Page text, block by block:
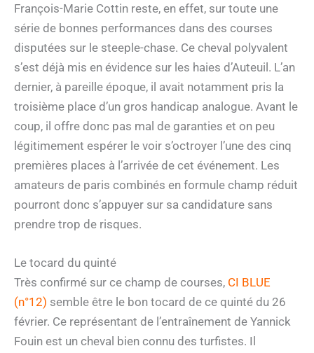
François-Marie Cottin reste, en effet, sur toute une
série de bonnes performances dans des courses
disputées sur le steeple-chase. Ce cheval polyvalent
s’est déjà mis en évidence sur les haies d’Auteuil. L’an
dernier, à pareille époque, il avait notamment pris la
troisième place d’un gros handicap analogue. Avant le
coup, il offre donc pas mal de garanties et on peu
légitimement espérer le voir s’octroyer l’une des cinq
premières places à l’arrivée de cet événement. Les
amateurs de paris combinés en formule champ réduit
pourront donc s’appuyer sur sa candidature sans
prendre trop de risques.
Le tocard du quinté
Très confirmé sur ce champ de courses, CI BLUE
(n°12) semble être le bon tocard de ce quinté du 26
février. Ce représentant de l’entraînement de Yannick
Fouin est un cheval bien connu des turfistes. Il